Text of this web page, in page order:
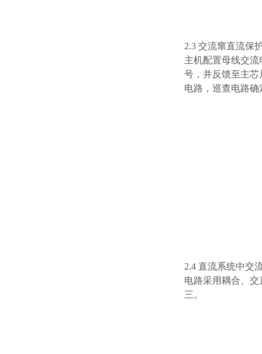
2.3 交流窜直流保
主机配置母线交
号，并反馈至主
电路，巡查电路
2.4 直流系统中交
电路采用耦合、
三。